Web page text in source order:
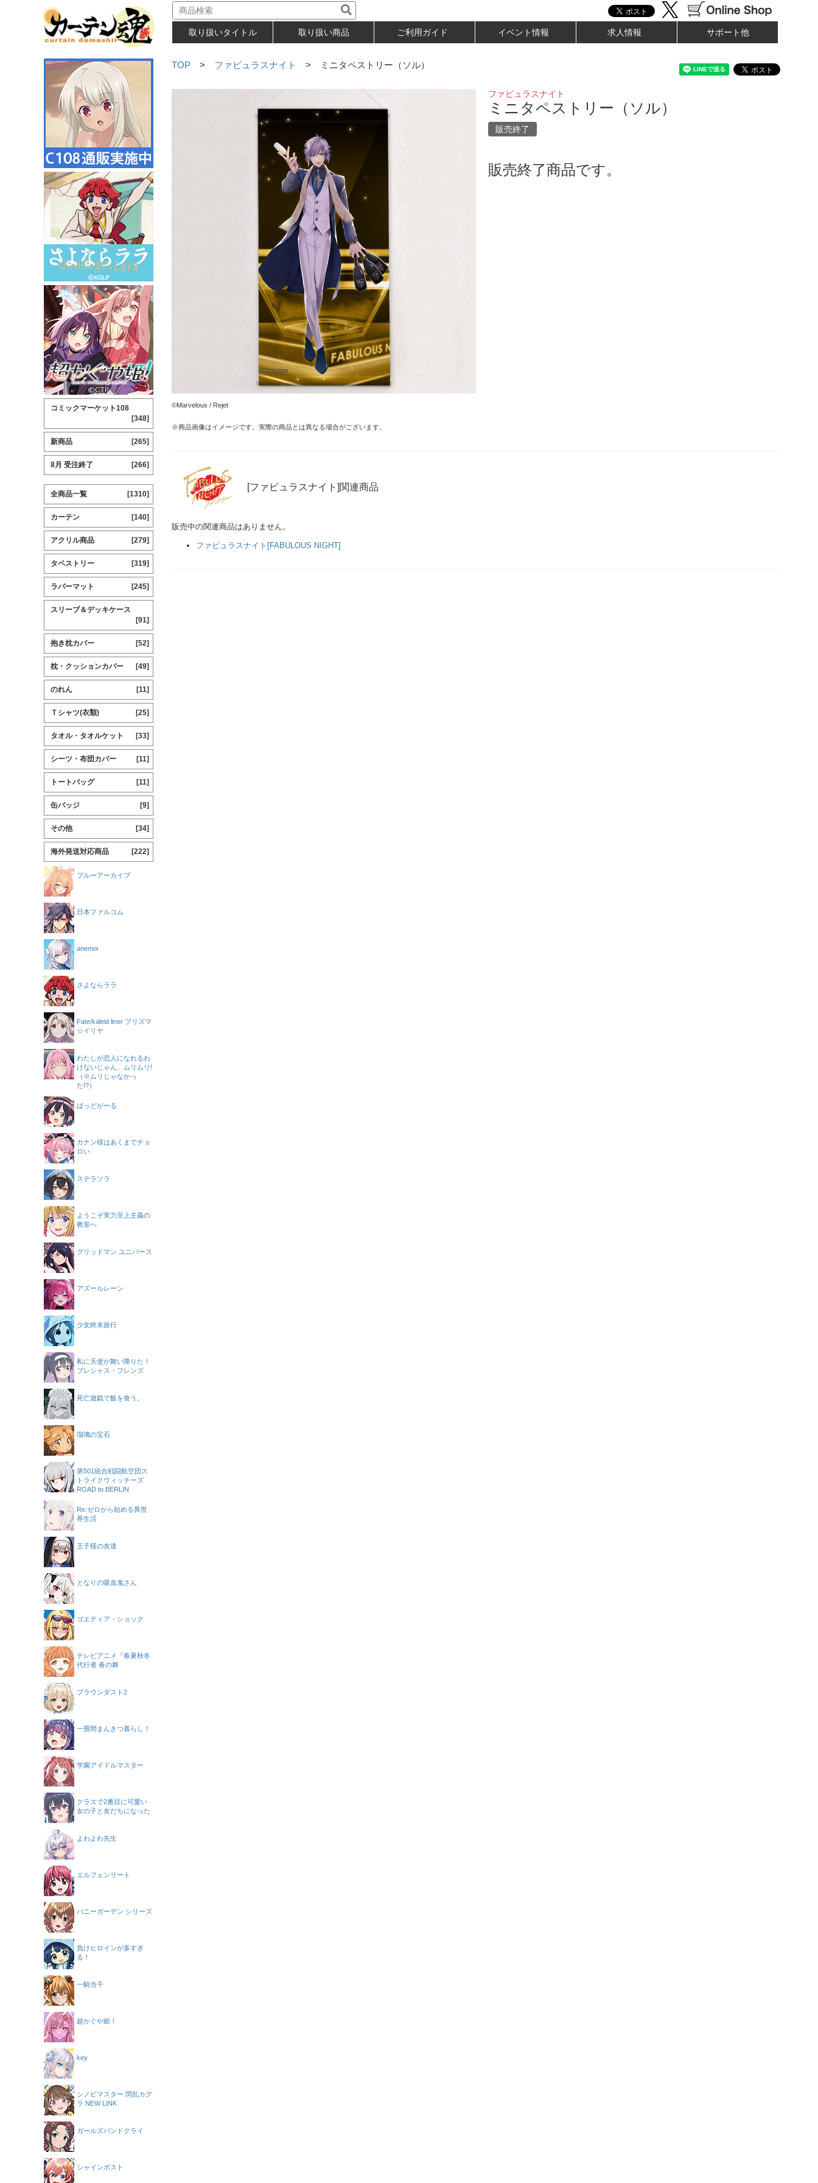
取り扱いタイトル 取り扱い商品 ご利用ガイド イベント情報 求人情報 サポート他
TOP > ファビュラスナイト > ミニタペストリー（ソル）
©Marvelous / Rejet
※商品画像はイメージです。実際の商品とは異なる場合がございます。
ファビュラスナイト
ミニタペストリー（ソル）
販売終了
販売終了商品です。
[ファビュラスナイト]関連商品
販売中の関連商品はありません。
ファビュラスナイト[FABULOUS NIGHT]
コミックマーケット108
[348]
新商品 [265]
8月 受注終了 [266]
全商品一覧 [1310]
カーテン [140]
アクリル商品 [279]
タペストリー [319]
ラバーマット [245]
スリーブ＆デッキケース
[91]
抱き枕カバー [52]
枕・クッションカバー [49]
のれん [11]
Ｔシャツ(衣類) [25]
タオル・タオルケット [33]
シーツ・布団カバー [11]
トートバッグ [11]
缶バッジ [9]
その他 [34]
海外発送対応商品 [222]
ブルーアーカイブ
日本ファルコム
anemoi
さよならララ
Fate/kaleid liner プリズマ
☆イリヤ
わたしが恋人になれるわ
けないじゃん、ムリムリ!
（※ムリじゃなかっ
た!?）
ばっどがーる
カナン様はあくまでチョ
ロい
ステラソラ
ようこそ実力至上主義の
教室へ
グリッドマン ユニバース
アズールレーン
少女終末旅行
私に天使が舞い降りた！
プレシャス・フレンズ
死亡遊戯で飯を食う。
瑠璃の宝石
第501統合戦闘航空団ス
トライクウィッチーズ
ROAD to BERLIN
Re:ゼロから始める異世
界生活
王子様の友達
となりの吸血鬼さん
ゴエティア・ショック
テレビアニメ『春夏秋冬
代行者 春の舞
ブラウンダスト2
一畳間まんきつ暮らし！
学園アイドルマスター
クラスで2番目に可愛い
女の子と友だちになった
よわよわ先生
エルフェンリート
バニーガーデン シリーズ
負けヒロインが多すぎ
る！
一騎当千
超かぐや姫！
key
シノビマスター 閃乱カグ
ラ NEW LINK
ガールズバンドクライ
シャインポスト